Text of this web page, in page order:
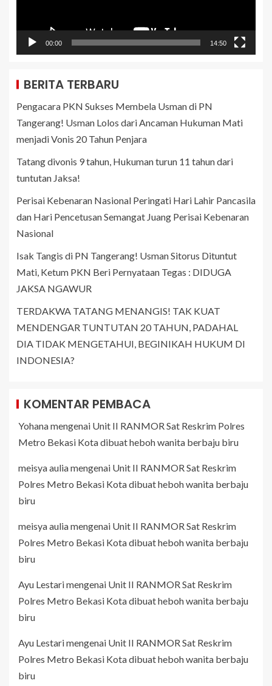
00:00 14:50
BERITA TERBARU
Pengacara PKN Sukses Membela Usman di PN
Tangerang! Usman Lolos dari Ancaman Hukuman Mati
menjadi Vonis 20 Tahun Penjara
Tatang divonis 9 tahun, Hukuman turun 11 tahun dari
tuntutan Jaksa!
Perisai Kebenaran Nasional Peringati Hari Lahir Pancasila
dan Hari Pencetusan Semangat Juang Perisai Kebenaran
Nasional
Isak Tangis di PN Tangerang! Usman Sitorus Dituntut
Mati, Ketum PKN Beri Pernyataan Tegas : DIDUGA
JAKSA NGAWUR
TERDAKWA TATANG MENANGIS! TAK KUAT
MENDENGAR TUNTUTAN 20 TAHUN, PADAHAL
DIA TIDAK MENGETAHUI, BEGINIKAH HUKUM DI
INDONESIA?
KOMENTAR PEMBACA
Yohanamengenai Unit II RANMOR Sat Reskrim Polres
Metro Bekasi Kota dibuat heboh wanita berbaju biru
meisya auliamengenai Unit II RANMOR Sat Reskrim
Polres Metro Bekasi Kota dibuat heboh wanita berbaju
biru
meisya auliamengenai Unit II RANMOR Sat Reskrim
Polres Metro Bekasi Kota dibuat heboh wanita berbaju
biru
Ayu Lestarimengenai Unit II RANMOR Sat Reskrim
Polres Metro Bekasi Kota dibuat heboh wanita berbaju
biru
Ayu Lestarimengenai Unit II RANMOR Sat Reskrim
Polres Metro Bekasi Kota dibuat heboh wanita berbaju
biru